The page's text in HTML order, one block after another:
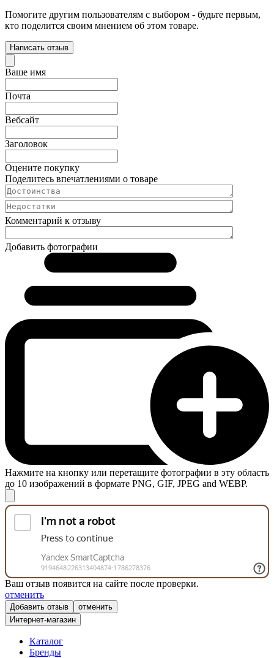
Помогите другим пользователям с выбором - будьте первым,
кто поделится своим мнением об этом товаре.
Написать отзыв
Ваше имя
Почта
Вебсайт
Заголовок
Оцените покупку
Поделитесь впечатлениями о товаре
Комментарий к отзыву
Добавить фотографии
Нажмите на кнопку или перетащите фотографии в эту область
до 10 изображений в формате PNG, GIF, JPEG and WEBP.
Ваш отзыв появится на сайте после проверки.
отменить
отменить
Интернет-магазин
Каталог
Бренды